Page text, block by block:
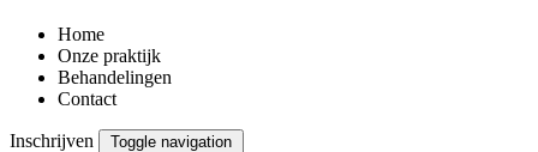
Home
Onze praktijk
Behandelingen
Contact
Inschrijven Toggle navigation